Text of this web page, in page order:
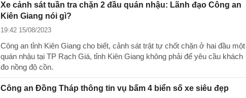
Xe cảnh sát tuần tra chặn 2 đầu quán nhậu: Lãnh đạo Công an
Kiên Giang nói gì?
19:42 15/08/2023
Công an tỉnh Kiên Giang cho biết, cảnh sát trật tự chốt chặn ở hai đầu một
quán nhậu tại TP Rạch Giá, tỉnh Kiên Giang không phải để yêu cầu khách
đo nồng độ cồn.
Công an Đồng Tháp thông tin vụ bấm 4 biển số xe siêu đẹp